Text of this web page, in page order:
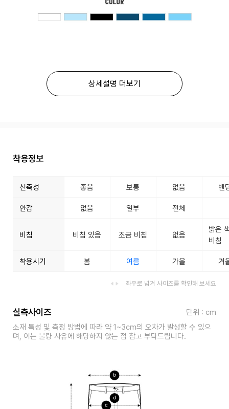
상세설명 더보기
착용정보
신축성 좋음 보통 없음 밴
안감 없음 일부 전체
비침 비침 있음 조금 비침 없음
밝은
비침
착용시기 봄 여름 가을 겨
좌우로 넘겨 사이즈를 확인해 보세요
실측사이즈
단위 : cm
소재 특성 및 측정 방법에 따라 약 1~3cm의 오차가 발생할 수 있으
며, 이는 불량 사유에 해당하지 않는 점 참고 부탁드립니다.